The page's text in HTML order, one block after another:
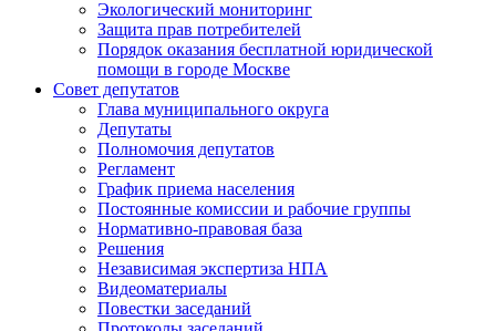
Экологический мониторинг
Защита прав потребителей
Порядок оказания бесплатной юридической
помощи в городе Москве
Совет депутатов
Глава муниципального округа
Депутаты
Полномочия депутатов
Регламент
График приема населения
Постоянные комиссии и рабочие группы
Нормативно-правовая база
Решения
Независимая экспертиза НПА
Видеоматериалы
Повестки заседаний